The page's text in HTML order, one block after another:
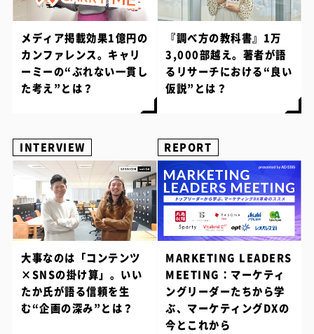
メディア掲載効果1億円の
カンファレンス。キャリ
ーミーの“ぶれない一貫し
た考え”とは？
『調べ方の教科書』1万
3,000部越え。著者が語
るリサーチにおける“良い
仮説”とは？
INTERVIEW
大事なのは「コンテンツ
×SNSの掛け算」。いい
たか氏が語る信頼を生
む“企画の深み”とは？
REPORT
MARKETING LEADERS
MEETING：マーケティ
ングリーダーたちから学
ぶ、マーケティングDXの
今とこれから